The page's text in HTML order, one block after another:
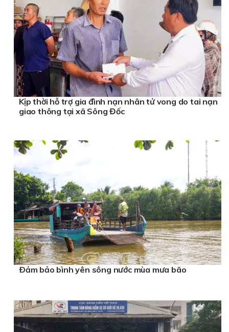
Kịp thời hỗ trợ gia đình nạn nhân tử vong do tai nạn
giao thông tại xã Sông Đốc
Ðảm bảo bình yên sông nước mùa mưa bão